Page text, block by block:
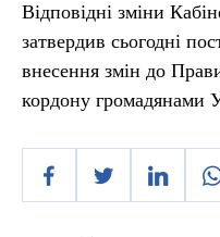
Відповідні зміни
затвердив сьогодні
внесення змін до
кордону громадянами